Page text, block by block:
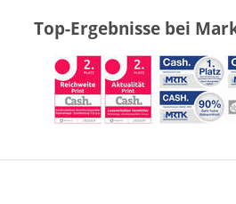
Top-Ergebnisse bei